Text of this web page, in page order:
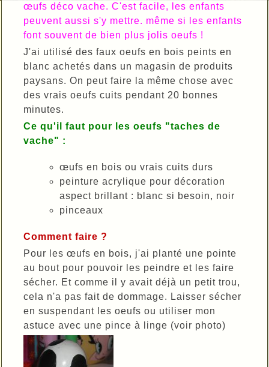
œufs déco vache. C'est facile, les enfants
peuvent aussi s'y mettre. même si les enfants
font souvent de bien plus jolis oeufs !
J'ai utilisé des faux oeufs en bois peints en
blanc achetés dans un magasin de produits
paysans. On peut faire la même chose avec
des vrais oeufs cuits pendant 20 bonnes
minutes.
Ce qu'il faut pour les oeufs "taches de
vache" :
œufs en bois ou vrais cuits durs
peinture acrylique pour décoration
aspect brillant : blanc si besoin, noir
pinceaux
Comment faire ?
Pour les œufs en bois, j'ai planté une pointe
au bout pour pouvoir les peindre et les faire
sécher. Et comme il y avait déjà un petit trou,
cela n'a pas fait de dommage. Laisser sécher
en suspendant les oeufs ou utiliser mon
astuce avec une pince à linge (voir photo)